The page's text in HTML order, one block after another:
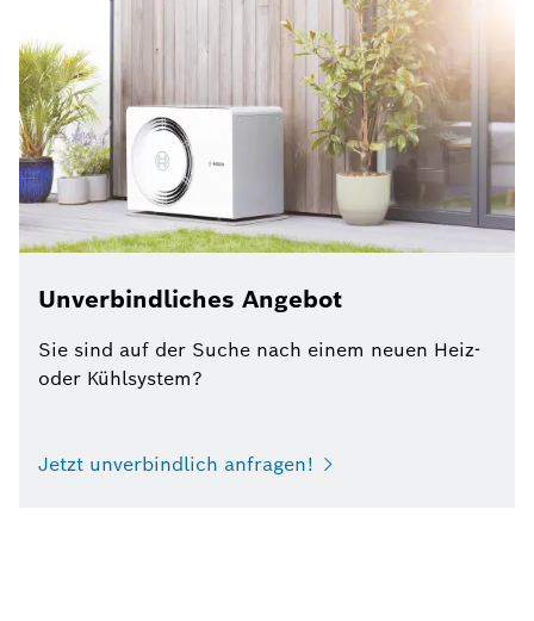
Unverbindliches Angebot
Sie sind auf der Suche nach einem neuen Heiz-
oder Kühlsystem?
Jetzt unverbindlich anfragen!